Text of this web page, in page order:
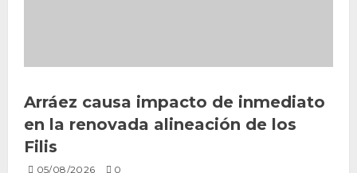
Arráez causa impacto de inmediato
en la renovada alineación de los
Filis
05/08/2026 0